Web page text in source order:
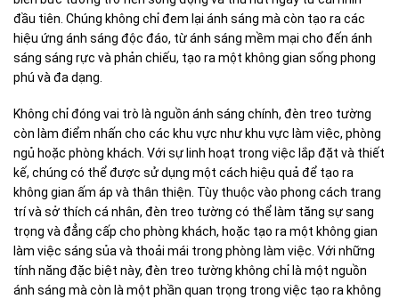
đầu tiên. Chúng không chỉ đem lại ánh sáng mà còn tạo ra các
hiệu ứng ánh sáng độc đáo, từ ánh sáng mềm mại cho đến ánh
sáng sáng rực và phản chiếu, tạo ra một không gian sống phong
phú và đa dạng.
Không chỉ đóng vai trò là nguồn ánh sáng chính, đèn treo tường
còn làm điểm nhấn cho các khu vực như khu vực làm việc, phòng
ngủ hoặc phòng khách. Với sự linh hoạt trong việc lắp đặt và thiết
kế, chúng có thể được sử dụng một cách hiệu quả để tạo ra
không gian ấm áp và thân thiện. Tùy thuộc vào phong cách trang
trí và sở thích cá nhân, đèn treo tường có thể làm tăng sự sang
trọng và đẳng cấp cho phòng khách, hoặc tạo ra một không gian
làm việc sáng sủa và thoải mái trong phòng làm việc. Với những
tính năng đặc biệt này, đèn treo tường không chỉ là một nguồn
ánh sáng mà còn là một phần quan trọng trong việc tạo ra không